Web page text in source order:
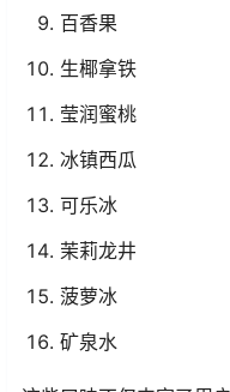
百香果
生椰拿铁
莹润蜜桃
冰镇西瓜
可乐冰
茉莉龙井
菠萝冰
矿泉水